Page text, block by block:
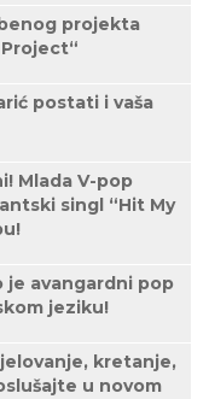
projekta
postati i vaša
Mlada V-pop
singl “Hit My
je avangardni pop
jeziku!
kretanje,
u novom